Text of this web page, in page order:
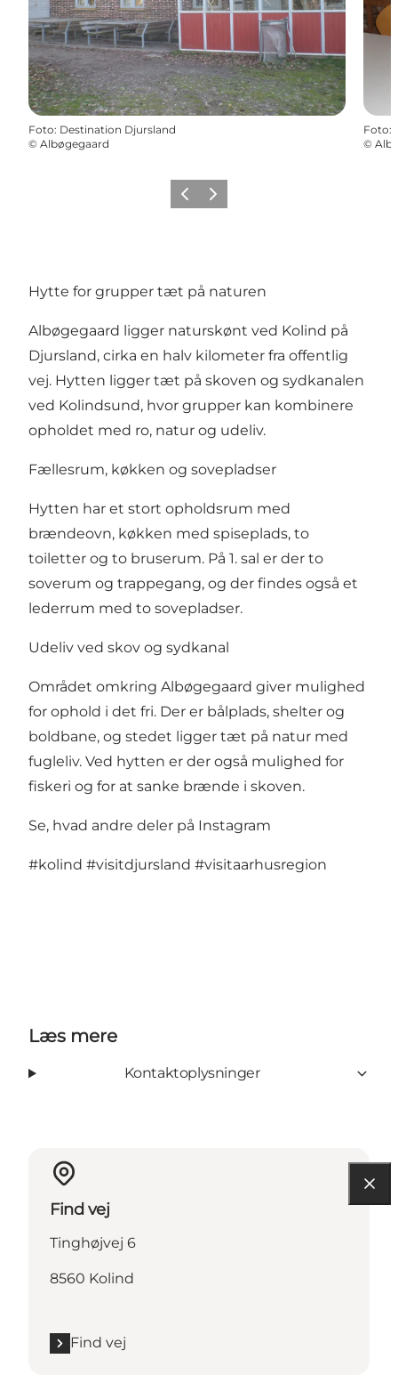
Foto: Destination Djursland
© Albøgegaard
Foto:
©
ForrigeNæste
Hytte for grupper tæt på naturen
Albøgegaard ligger naturskønt ved Kolind på
Djursland, cirka en halv kilometer fra offentlig
vej. Hytten ligger tæt på skoven og sydkanalen
ved Kolindsund, hvor grupper kan kombinere
opholdet med ro, natur og udeliv.
Fællesrum, køkken og sovepladser
Hytten har et stort opholdsrum med
brændeovn, køkken med spiseplads, to
toiletter og to bruserum. På 1. sal er der to
soverum og trappegang, og der findes også et
lederrum med to sovepladser.
Udeliv ved skov og sydkanal
Området omkring Albøgegaard giver mulighed
for ophold i det fri. Der er bålplads, shelter og
boldbane, og stedet ligger tæt på natur med
fugleliv. Ved hytten er der også mulighed for
fiskeri og for at sanke brænde i skoven.
Se, hvad andre deler på Instagram
#kolind #visitdjursland #visitaarhusregion
Læs mere
Kontaktoplysninger
Find vej
Tinghøjvej 6
8560 Kolind
Find vej